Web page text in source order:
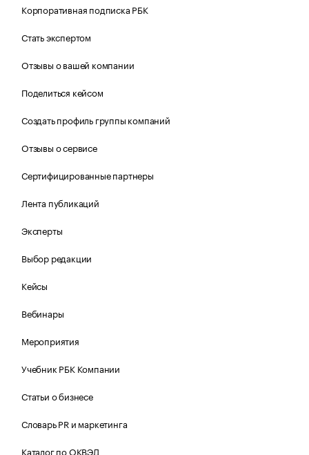
Корпоративная подписка РБК
Стать экспертом
Отзывы о вашей компании
Поделиться кейсом
Создать профиль группы компаний
Отзывы о сервисе
Сертифицированные партнеры
Лента публикаций
Эксперты
Выбор редакции
Кейсы
Вебинары
Мероприятия
Учебник РБК Компании
Статьи о бизнесе
Словарь PR и маркетинга
Каталог по ОКВЭД